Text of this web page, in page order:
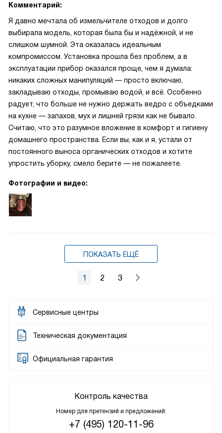
Комментарий:
Я давно мечтала об измельчителе отходов и долго
выбирала модель, которая была бы и надёжной, и не
слишком шумной. Эта оказалась идеальным
компромиссом. Установка прошла без проблем, а в
эксплуатации прибор оказался проще, чем я думала:
никаких сложных манипуляций — просто включаю,
закладываю отходы, промываю водой, и всё. Особенно
радует, что больше не нужно держать ведро с объедками
на кухне — запахов, мух и лишней грязи как не бывало.
Считаю, что это разумное вложение в комфорт и гигиену
домашнего пространства. Если вы, как и я, устали от
постоянного выноса органических отходов и хотите
упростить уборку, смело берите — не пожалеете.
Фотографии и видео:
ПОКАЗАТЬ ЕЩЁ
1 2 3
Сервисные центры
Техническая документация
Официальная гарантия
Контроль качества
Номер для претензий и предложений:
+7 (495) 120-11-96